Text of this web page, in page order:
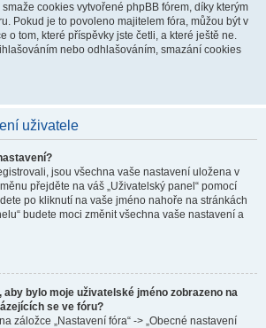
smaže cookies vytvořené phpBB fórem, díky kterým
Pokud je to povoleno majitelem fóra, můžou být v
o tom, které příspěvky jste četli, a které ještě ne.
nebo odhlašováním, smazání cookies
uživatele
jsou všechna vaše nastavení uložena v
přejděte na váš „Uživatelský panel“ pomocí
po kliknutí na vaše jméno nahoře na stránkách
budete moci změnit všechna vaše nastavení a
bylo moje uživatelské jméno zobrazeno na
se ve fóru?
záložce „Nastavení fóra“ -> „Obecné nastavení